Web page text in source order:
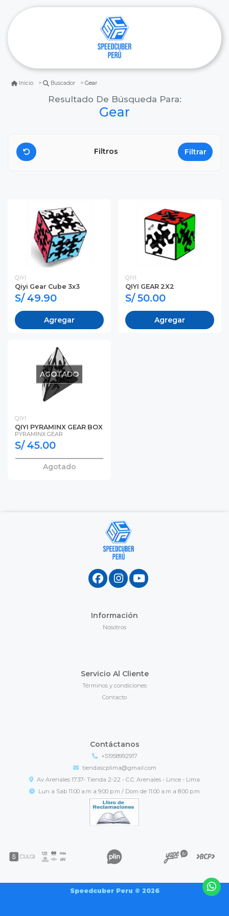
Inicio Buscador Gear
Resultado De Búsqueda Para:
Gear
Filtros Filtrar
QIYI
Qiyi Gear Cube 3x3
S/ 49.90
Agregar
QIYI
QIYI GEAR 2X2
S/ 50.00
Agregar
AGOTADO
QIYI
QIYI PYRAMINX GEAR BOX
PYRAMINX GEAR
S/ 45.00
Agotado
Información
Nosotros
Servicio Al Cliente
Términos y condiciones
Contacto
Contáctanos
+51958992917
tiendascplima@gmail.com
Av Arenales 1737- Tienda 2-22 - C.C. Arenales - Lince - Lima
Lun a Sab 11:00 a.m a 9:00 p.m / Dom de 11:00 a.m a 8:00 p.m
Speedcuber Peru © 2026